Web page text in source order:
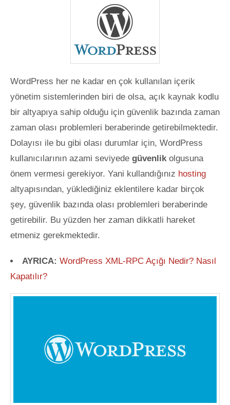
WordPress her ne kadar en çok kullanılan içerik
yönetim sistemlerinden biri de olsa, açık kaynak kodlu
bir altyapıya sahip olduğu için güvenlik bazında zaman
zaman olası problemleri beraberinde getirebilmektedir.
Dolayısı ile bu gibi olası durumlar için, WordPress
kullanıcılarının azami seviyede güvenlikolgusuna
önem vermesi gerekiyor. Yani kullandığınız hosting
altyapısından, yüklediğiniz eklentilere kadar birçok
şey, güvenlik bazında olası problemleri beraberinde
getirebilir. Bu yüzden her zaman dikkatli hareket
etmeniz gerekmektedir.
AYRICA: WordPress XML-RPC Açığı Nedir? Nasıl
Kapatılır?